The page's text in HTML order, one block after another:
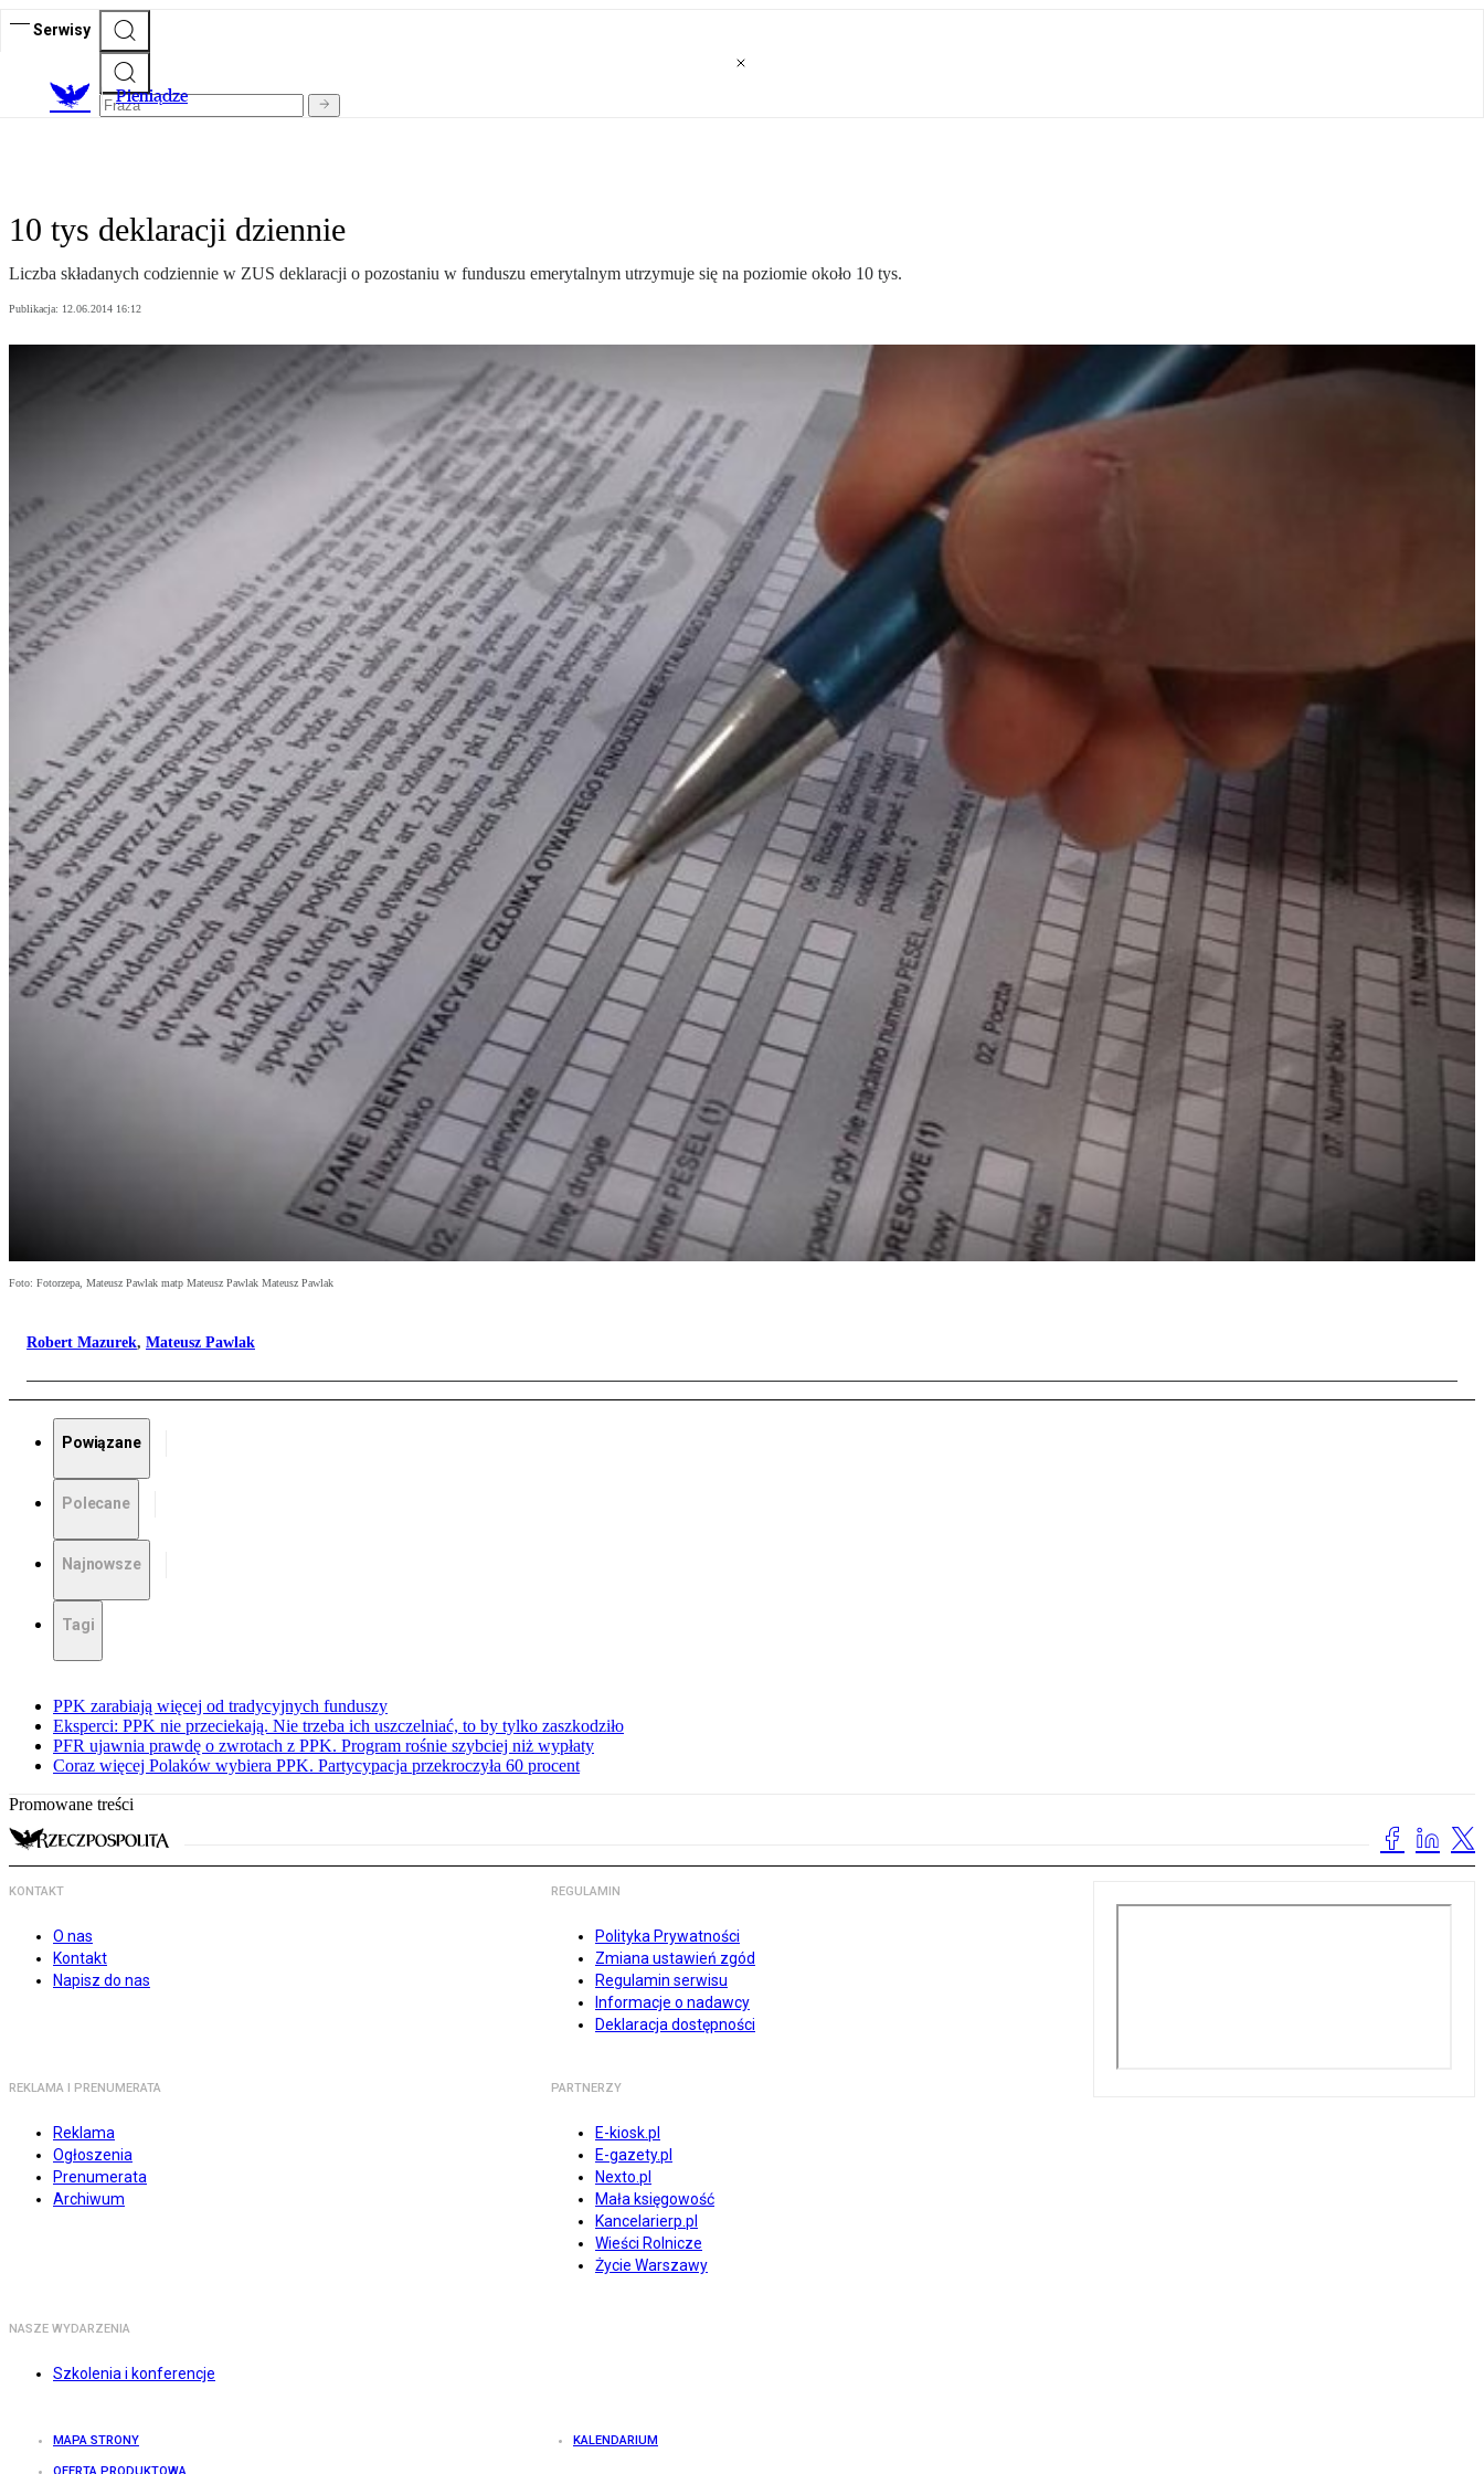
Serwisy
Pieniądze
10 tys deklaracji dziennie
Liczba składanych codziennie w ZUS deklaracji o pozostaniu w funduszu emerytalnym utrzymuje się na poziomie około 10 tys.
Publikacja: 12.06.2014 16:12
Foto: Fotorzepa, Mateusz Pawlak matp Mateusz Pawlak Mateusz Pawlak
Robert Mazurek, Mateusz Pawlak
Powiązane
Polecane
Najnowsze
Tagi
PPK zarabiają więcej od tradycyjnych funduszy
Eksperci: PPK nie przeciekają. Nie trzeba ich uszczelniać, to by tylko zaszkodziło
PFR ujawnia prawdę o zwrotach z PPK. Program rośnie szybciej niż wypłaty
Coraz więcej Polaków wybiera PPK. Partycypacja przekroczyła 60 procent
Promowane treści
KONTAKT
O nas
Kontakt
Napisz do nas
REGULAMIN
Polityka Prywatności
Zmiana ustawień zgód
Regulamin serwisu
Informacje o nadawcy
Deklaracja dostępności
REKLAMA I PRENUMERATA
Reklama
Ogłoszenia
Prenumerata
Archiwum
PARTNERZY
E-kiosk.pl
E-gazety.pl
Nexto.pl
Mała księgowość
Kancelarierp.pl
Wieści Rolnicze
Życie Warszawy
NASZE WYDARZENIA
Szkolenia i konferencje
MAPA STRONY KALENDARIUM